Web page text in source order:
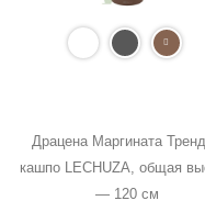
Драцена Маргината
кашпо LECHUZA, общая
— 120 см